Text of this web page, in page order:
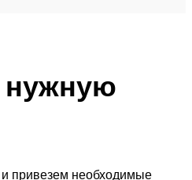
привезем необходимые